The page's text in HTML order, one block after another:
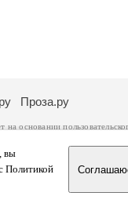
вы
Политикой
Проза.ру
на основании
к которому вы можете
Российской Федерации.
о портале
страниц по данным